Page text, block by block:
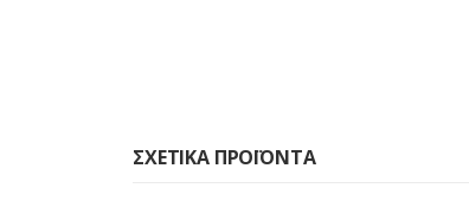
ΣΧΕΤΙΚΆ ΠΡΟΪΌΝΤΑ